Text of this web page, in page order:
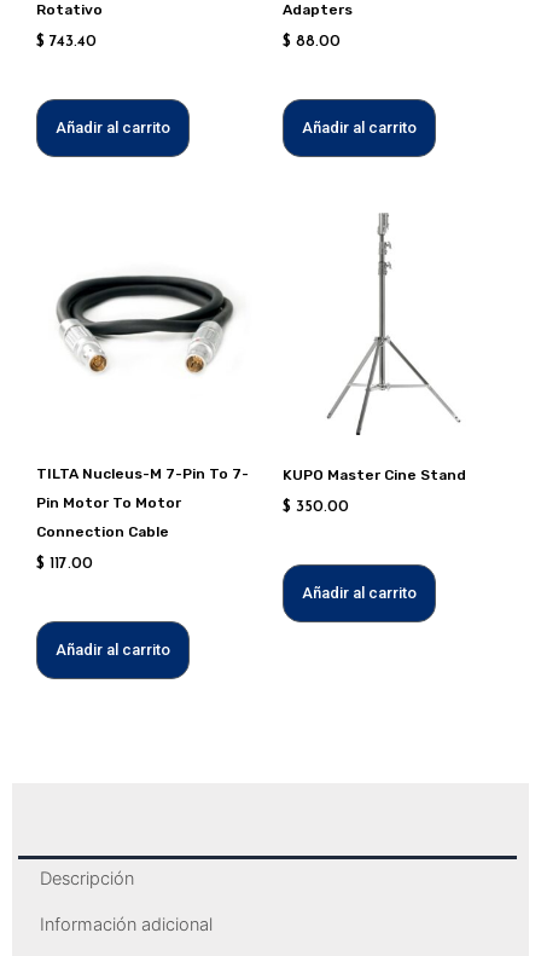
Rotativo
$ 743.40
Añadir al carrito
Adapters
$ 88.00
Añadir al carrito
TILTA Nucleus-M 7-Pin To 7-
Pin Motor To Motor
Connection Cable
$ 117.00
Añadir al carrito
KUPO Master Cine Stand
$ 350.00
Añadir al carrito
Descripción
Información adicional